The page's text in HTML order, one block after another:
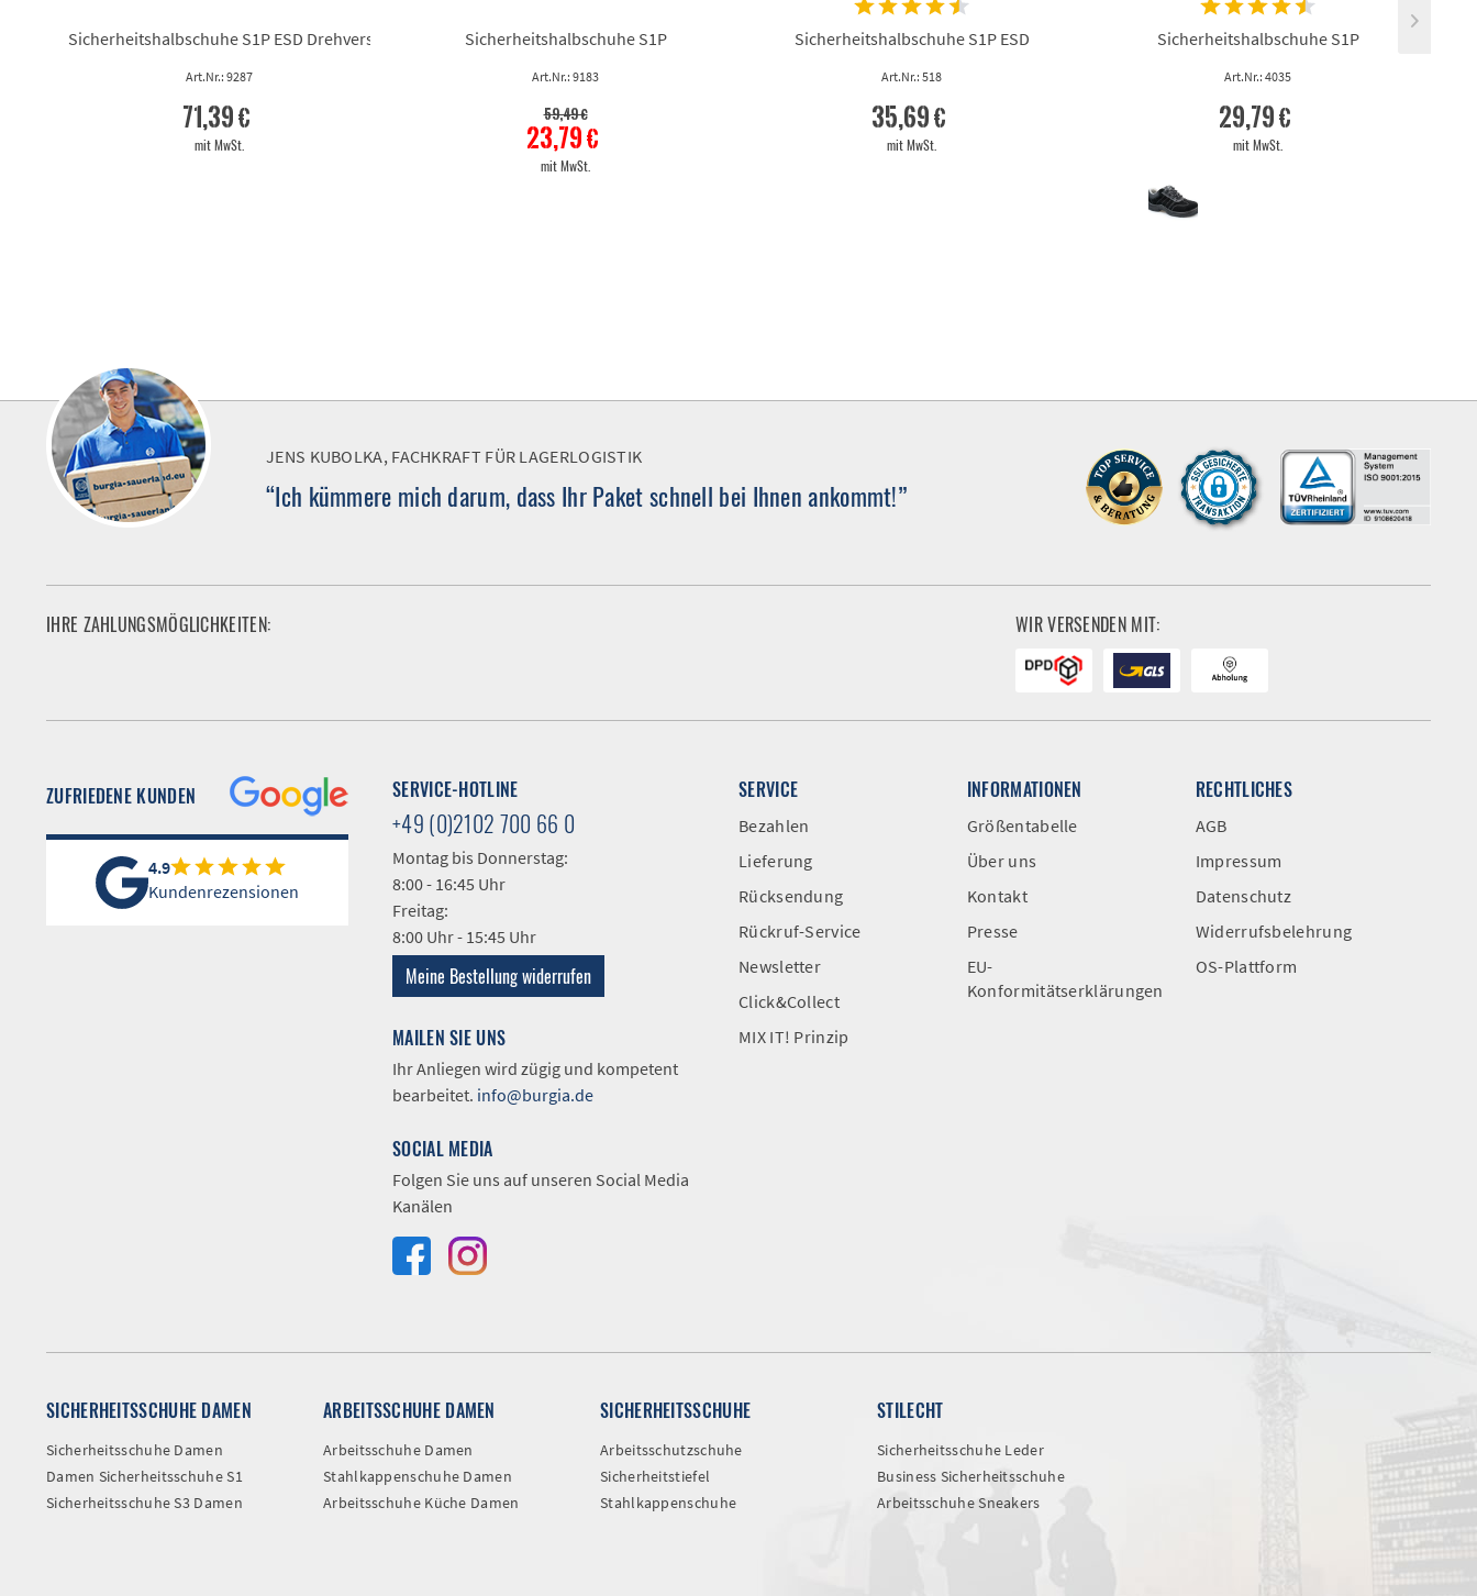
Sicherheitshalbschuhe S1P ESD Drehverschluss
Art.Nr.: 9287
71,39 €
mit MwSt.
Sicherheitshalbschuhe S1P
Art.Nr.: 9183
59,49 €
23,79 €
mit MwSt.
Sicherheitshalbschuhe S1P ESD
Art.Nr.: 518
35,69 €
mit MwSt.
Sicherheitshalbschuhe S1P
Art.Nr.: 4035
29,79 €
mit MwSt.
JENS KUBOLKA, FACHKRAFT FÜR LAGERLOGISTIK
“Ich kümmere mich darum, dass Ihr Paket schnell bei Ihnen ankommt!”
IHRE ZAHLUNGSMÖGLICHKEITEN: WIR VERSENDEN MIT:
ZUFRIEDENE KUNDEN
4.9
Kundenrezensionen
SERVICE-HOTLINE
+49 (0)2102 700 66 0
Montag bis Donnerstag:
8:00 - 16:45 Uhr
Freitag:
8:00 Uhr - 15:45 Uhr
Meine Bestellung widerrufen
MAILEN SIE UNS
Ihr Anliegen wird zügig und kompetent
bearbeitet. info@burgia.de
SOCIAL MEDIA
Folgen Sie uns auf unseren Social Media
Kanälen
SERVICE
Bezahlen
Lieferung
Rücksendung
Rückruf-Service
Newsletter
Click&Collect
MIX IT! Prinzip
INFORMATIONEN
Größentabelle
Über uns
Kontakt
Presse
EU-
Konformitätserklärungen
RECHTLICHES
AGB
Impressum
Datenschutz
Widerrufsbelehrung
OS-Plattform
SICHERHEITSSCHUHE DAMEN
Sicherheitsschuhe Damen
Damen Sicherheitsschuhe S1
Sicherheitsschuhe S3 Damen
ARBEITSSCHUHE DAMEN
Arbeitsschuhe Damen
Stahlkappenschuhe Damen
Arbeitsschuhe Küche Damen
SICHERHEITSSCHUHE
Arbeitsschutzschuhe
Sicherheitstiefel
Stahlkappenschuhe
STILECHT
Sicherheitsschuhe Leder
Business Sicherheitsschuhe
Arbeitsschuhe Sneakers